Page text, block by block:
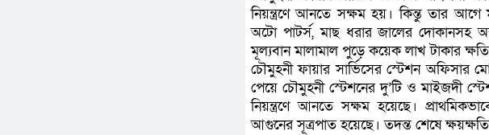
নিয়ন্ত্রণে আনতে সক্ষম হয়। কিন্তু তার আগে
অটো পাটর্স, মাছ ধরার জালের দোকানসহ
মূল্যবান মালামাল পুড়ে কয়েক লাখ টাকার ক্ষতি
চৌমুহনী ফায়ার সার্ভিসের স্টেশন অফিসার
পেয়ে চৌমুহনী স্টেশনের দু’টি ও মাইজদী
নিয়ন্ত্রণে আনতে সক্ষম হয়েছে।
আগুনের সূত্রপাত হয়েছে। তদন্ত শেষে